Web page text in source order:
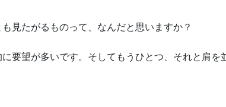
見たがるものって、なんだと思いますか？
要望が多いです。そしてもうひとつ、それと肩